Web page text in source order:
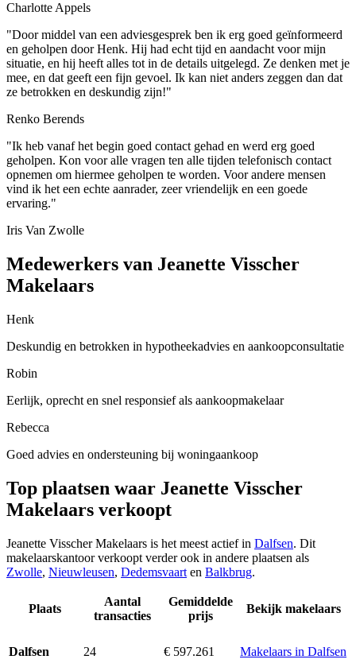
Charlotte Appels
"Door middel van een adviesgesprek ben ik erg goed geïnformeerd
en geholpen door Henk. Hij had echt tijd en aandacht voor mijn
situatie, en hij heeft alles tot in de details uitgelegd. Ze denken met je
mee, en dat geeft een fijn gevoel. Ik kan niet anders zeggen dan dat
ze betrokken en deskundig zijn!"
Renko Berends
"Ik heb vanaf het begin goed contact gehad en werd erg goed
geholpen. Kon voor alle vragen ten alle tijden telefonisch contact
opnemen om hiermee geholpen te worden. Voor andere mensen
vind ik het een echte aanrader, zeer vriendelijk en een goede
ervaring."
Iris Van Zwolle
Medewerkers van Jeanette Visscher
Makelaars
Henk
Deskundig en betrokken in hypotheekadvies en aankoopconsultatie
Robin
Eerlijk, oprecht en snel responsief als aankoopmakelaar
Rebecca
Goed advies en ondersteuning bij woningaankoop
Top plaatsen waar Jeanette Visscher
Makelaars verkoopt
Jeanette Visscher Makelaars is het meest actief in Dalfsen. Dit
makelaarskantoor verkoopt verder ook in andere plaatsen als
Zwolle, Nieuwleusen, Dedemsvaart en Balkbrug.
Plaats
Aantal
transacties
Gemiddelde
prijs
Bekijk makelaars
Dalfsen 24 € 597.261 Makelaars in Dalfsen